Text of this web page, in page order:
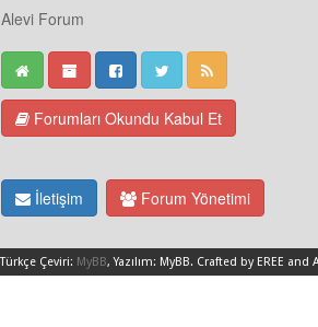
Alevi Forum
Forumları Okundu Kabul Et
İletişim Forum Yönetimi
Türkçe Çeviri: MyBB, Yazılım: MyBB. Crafted by EREE and